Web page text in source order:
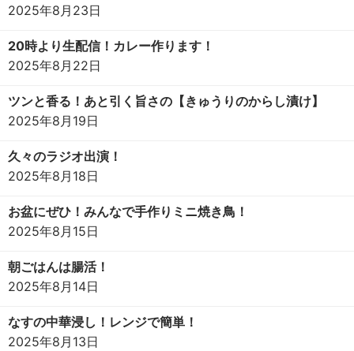
2025年8月23日
20時より生配信！カレー作ります！
2025年8月22日
ツンと香る！あと引く旨さの【きゅうりのからし漬け】
2025年8月19日
久々のラジオ出演！
2025年8月18日
お盆にぜひ！みんなで手作りミニ焼き鳥！
2025年8月15日
朝ごはんは腸活！
2025年8月14日
なすの中華浸し！レンジで簡単！
2025年8月13日